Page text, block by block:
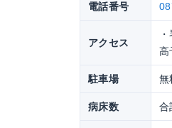
電話番号
アクセス
高
駐車場 無
病床数 合